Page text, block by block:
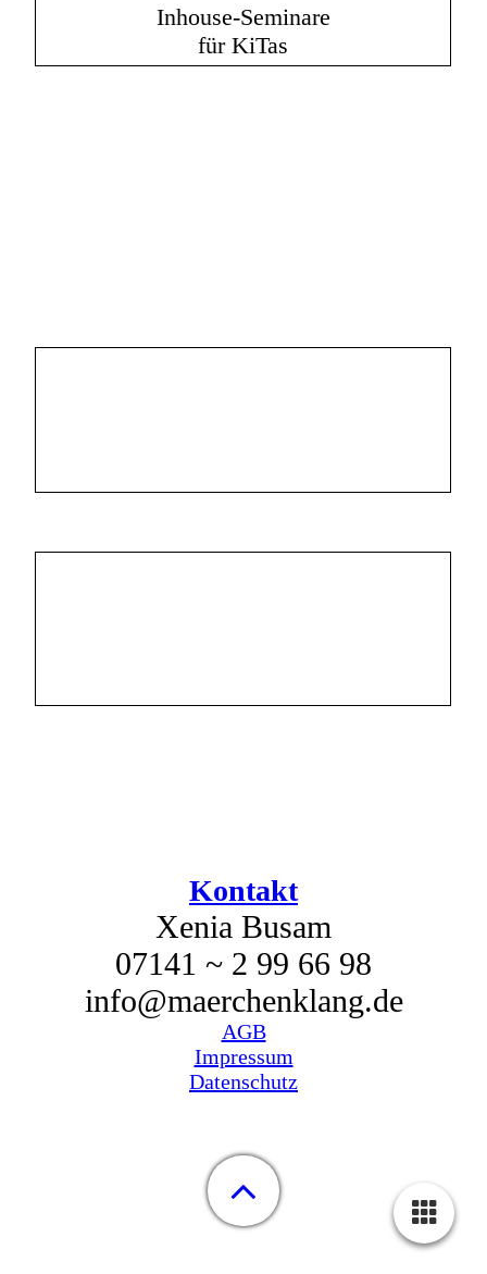
Inhouse-Seminare
für KiTas
Kontakt
Xenia Busam
07141 ~ 2 99 66 98
info@maerchenklang.de
AGB
Impressum
Datenschutz